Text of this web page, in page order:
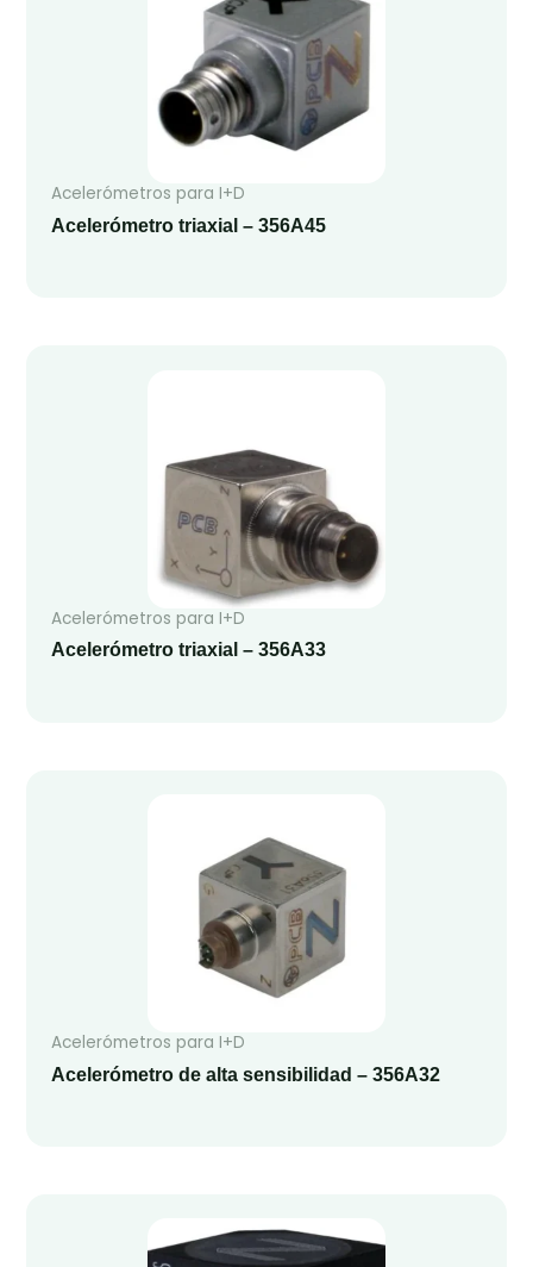
Acelerómetros para I+D
Acelerómetro triaxial – 356A45
Acelerómetros para I+D
Acelerómetro triaxial – 356A33
Acelerómetros para I+D
Acelerómetro de alta sensibilidad – 356A32